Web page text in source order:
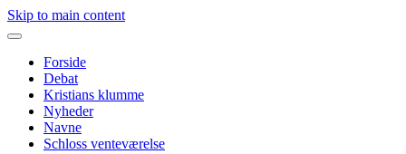
Skip to main content
Forside
Debat
Kristians klumme
Nyheder
Navne
Schloss venteværelse